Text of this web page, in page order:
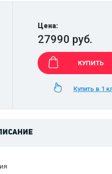
Цена:
27990 руб.
КУПИТЬ
Купить в 1